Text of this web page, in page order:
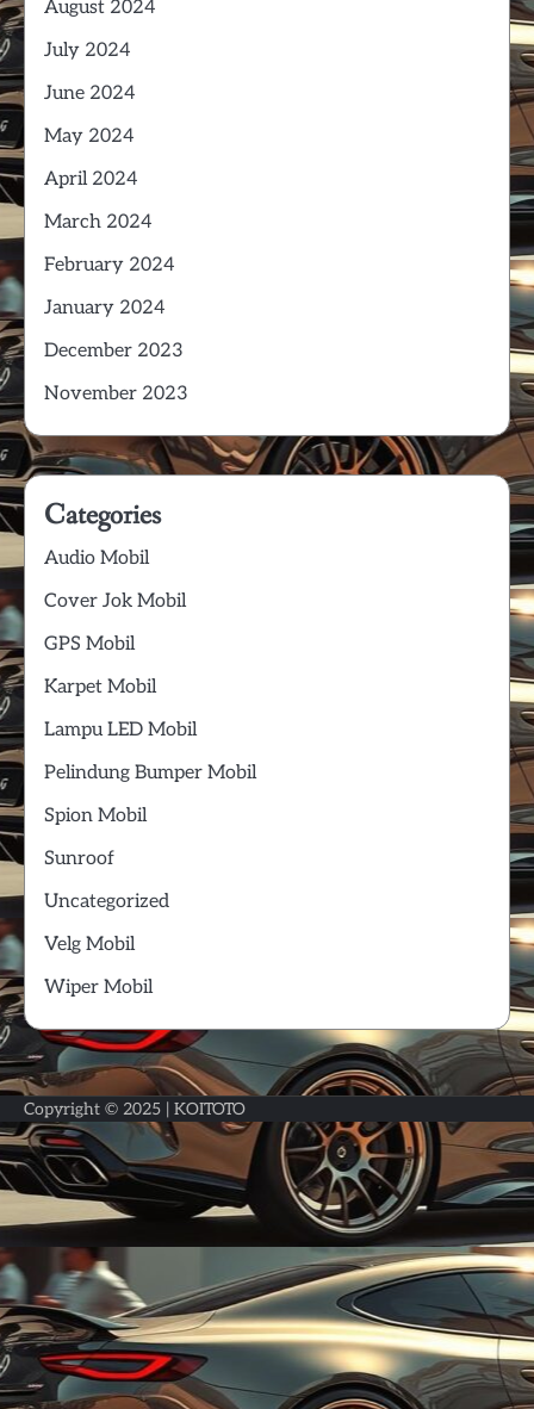
August 2024
July 2024
June 2024
May 2024
April 2024
March 2024
February 2024
January 2024
December 2023
November 2023
Categories
Audio Mobil
Cover Jok Mobil
GPS Mobil
Karpet Mobil
Lampu LED Mobil
Pelindung Bumper Mobil
Spion Mobil
Sunroof
Uncategorized
Velg Mobil
Wiper Mobil
Copyright © 2025 | KOITOTO